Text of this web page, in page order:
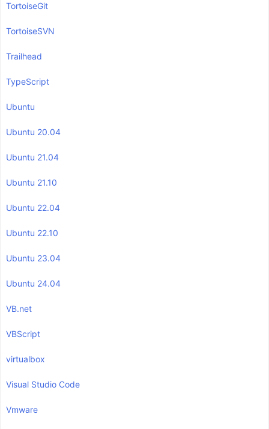
TortoiseGit
TortoiseSVN
Trailhead
TypeScript
Ubuntu
Ubuntu 20.04
Ubuntu 21.04
Ubuntu 21.10
Ubuntu 22.04
Ubuntu 22.10
Ubuntu 23.04
Ubuntu 24.04
VB.net
VBScript
virtualbox
Visual Studio Code
Vmware